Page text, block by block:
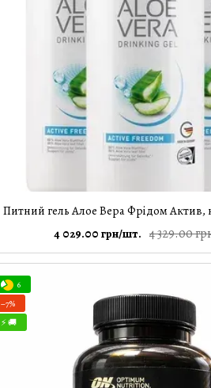
Питний гель Алое Вера Фрідом Актив,
4 329.00
4 029.00 грн/шт.
6
−7%
⚡ 🚚